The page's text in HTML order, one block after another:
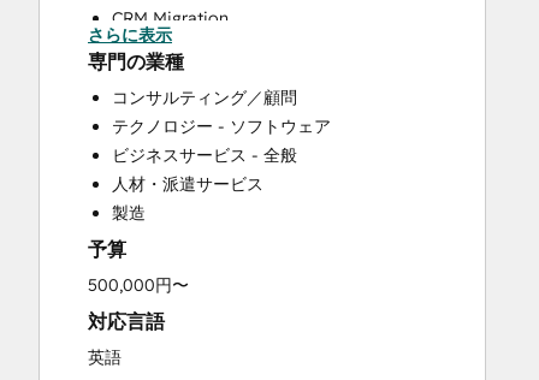
CRM Migration
Custom API Integrations
Customer Marketing
Customer Survey and Analysis
Email Marketing
Full Inbound Marketing Services
Knowledge Base Development
Paid Advertising
Programmable Automation
Sales and Marketing Alignment
Sales Coaching and Training
Sales Enablement
Search Engine Optimization
さらに表示
専門の業種
コンサルティング／顧問
テクノロジー - ソフトウェア
ビジネスサービス - 全般
人材・派遣サービス
製造
予算
500,000円〜
対応言語
英語